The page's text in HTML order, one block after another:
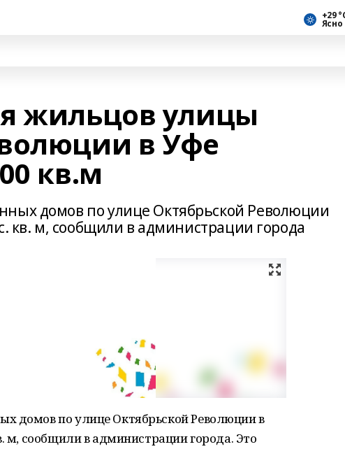
+29
Ясно
жильцов улицы
в Уфе
кв.м
домов по улице Октябрьской Революции
кв. м, сообщили в администрации города
домов по улице Октябрьской Революции в
м, сообщили в администрации города. Это